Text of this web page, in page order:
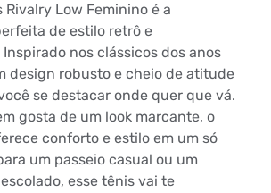
Rivalry Low Feminino é a
de estilo retrô e
nos clássicos dos anos
design robusto e cheio de atitude
se destacar onde quer que vá.
gosta de um look marcante, o
conforto e estilo em um só
um passeio casual ou um
esse tênis vai te